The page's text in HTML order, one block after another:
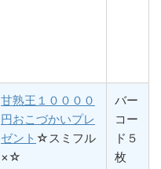
甘熟王１００００
円おこづかいプレ
ゼント ☆スミフル
×☆
バー
コー
ド５
枚